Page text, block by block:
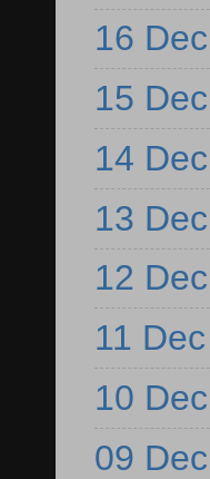
16 Dec
15 Dec
14 Dec
13 Dec
12 Dec
11 Dec
10 Dec
09 Dec